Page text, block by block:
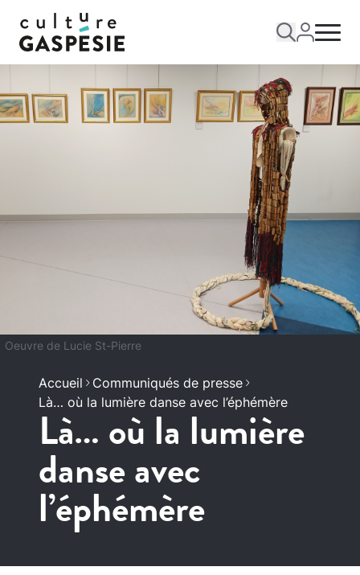
Oeuvre de Lucie St-Pierre
Accueil
Communiqués de presse
Là… où la lumière danse avec l’éphémère
Là… où la lumière
danse avec
l’éphémère